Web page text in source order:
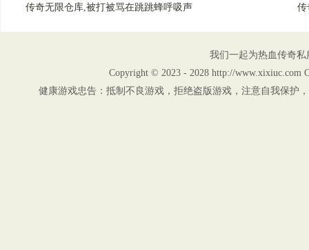
传奇无限仓库,被打被骂在跳跳蜂呼吸声
传
我们一起为热血传奇
Copyright © 2023 - 2028 http://www.xixiuc.com
健康游戏忠告：抵制不良游戏，拒绝盗版游戏，注意自我保护